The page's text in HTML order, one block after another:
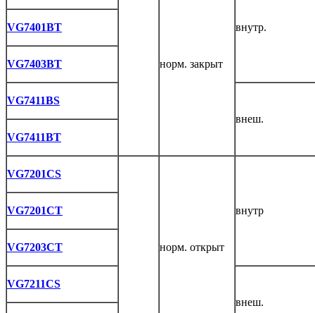
норм. закрыт
внутр.
VG7401BT
VG7403BT
VG7411BS
внеш.
VG7411BT
VG7201CS
норм. открыт
внутр
VG7201CT
VG7203CT
VG7211CS
внеш.